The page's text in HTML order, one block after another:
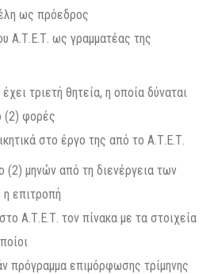
ως πρόεδρος
Α.Τ.Ε.Τ. ως γραμματέας της
τριετή θητεία, η οποία δύναται
(2) φορές
στο έργο της από το Α.Τ.Ε.Τ.
(2) μηνών από τη διενέργεια των
επιτροπή
Α.Τ.Ε.Τ. τον πίνακα με τα στοιχεία
πρόγραμμα επιμόρφωσης τρίμηνης